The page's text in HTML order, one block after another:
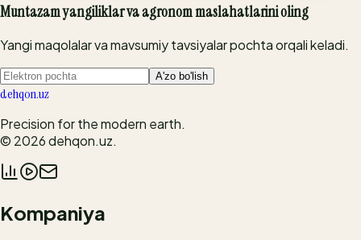
Muntazam yangiliklar va agronom maslahatlarini oling
Yangi maqolalar va mavsumiy tavsiyalar pochta orqali keladi.
A'zo bo'lish
dehqon.uz
Precision for the modern earth.
© 2026dehqon.uz.
Kompaniya